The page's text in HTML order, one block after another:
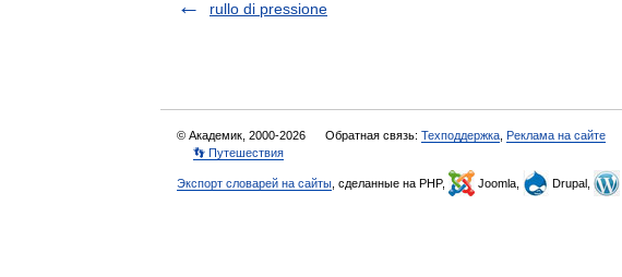
rullo di pressione
© Академик, 2000-2026 Обратная связь: Техподдержка Реклама на сайте
👣 Путешествия
Экспорт словарей на сайты , сделанные на PHP, Joomla, Drupal,